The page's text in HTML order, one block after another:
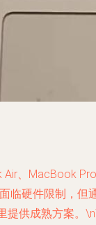
Air、MacBook Pro
临硬件限制，但
提供成熟方案。